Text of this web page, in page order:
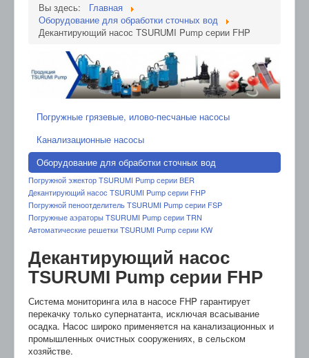
Вы здесь:
Главная
Оборудование для обработки сточных вод
Декантирующий насос TSURUMI Pump серии FHP
Погружные грязевые, илово-песчаные насосы
Канализационные насосы
Оборудование для обработки сточных вод
Погружной эжектор TSURUMI Pump серии BER
Декантирующий насос TSURUMI Pump серии FHP
Погружной пеноотделитель TSURUMI Pump серии FSP
Погружные аэраторы TSURUMI Pump серии TRN
Автоматические решетки TSURUMI Pump серии KW
Декантирующий насос
TSURUMI Pump серии FHP
Система мониторинга ила в насосе FHP гарантирует
перекачку только супернатанта, исключая всасывание
осадка. Насос широко применяется на канализационных и
промышленных очистных сооружениях, в сельском
хозяйстве.